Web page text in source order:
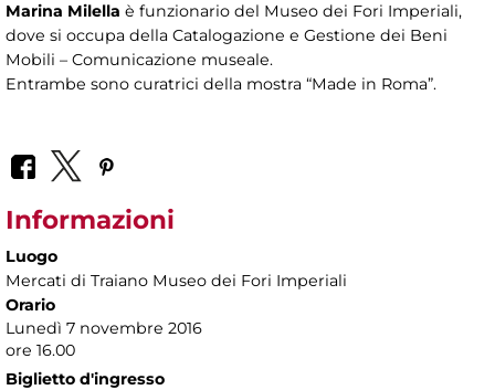
Marina Milella è funzionario del Museo dei Fori Imperiali,
dove si occupa della Catalogazione e Gestione dei Beni
Mobili – Comunicazione museale.
Entrambe sono curatrici della mostra “Made in Roma”.
Informazioni
Luogo
Mercati di Traiano Museo dei Fori Imperiali
Orario
Lunedì 7 novembre 2016
ore 16.00
Biglietto d'ingresso